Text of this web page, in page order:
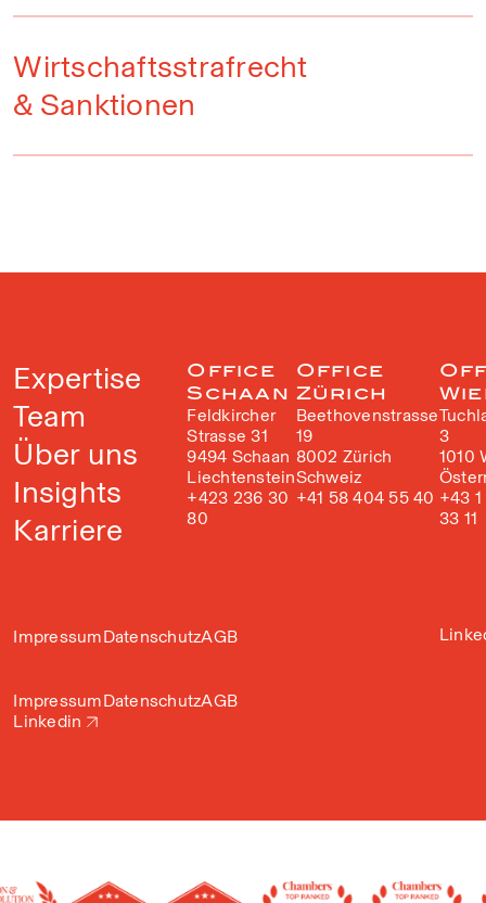
Wirtschaftsstrafrecht
& Sanktionen
Expertise
Team
Über uns
Insights
Karriere
ImpressumDatenschutzAGB
Office
Schaan
Feldkircher
Strasse 31
9494 Schaan
Liechtenstein
+423 236 30
80
Office
Zürich
Beethovenstrasse
19
8002 Zürich
Schweiz
+41 58 404 55 40
3
1010
+43
33 11
ImpressumDatenschutzAGB
Linkedin